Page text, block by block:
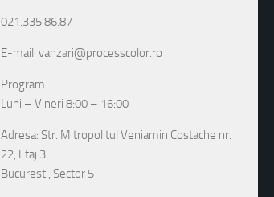
021.335.86.87
E-mail: vanzari@processcolor.ro
Program:
Luni – Vineri 8:00 – 16:00
Adresa: Str. Mitropolitul Veniamin Costache nr.
22, Etaj 3
Bucuresti, Sector 5